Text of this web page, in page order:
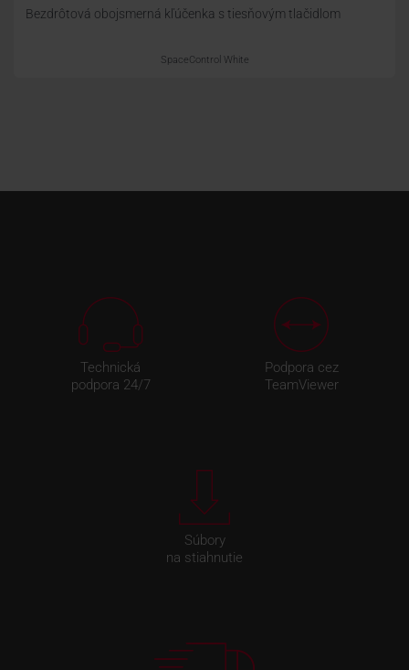
Bezdrôtová obojsmerná kľúčenka s tiesňovým tlačidlom
SpaceControl White
Technická
podpora 24/7
Podpora cez
TeamViewer
Súbory
na stiahnutie